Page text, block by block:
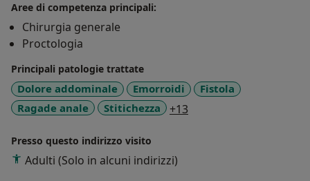
Policlinico di Abano Terme dal Maggio 2016 ad Aprile
2019.
Attualmente sono Responsabile dell'U.O. di Chirurgia
ColoProctologica e Pavimento Pelvico del IRCCS
Policlinico San Donato - MILANO. Eseguo Chirurgia
Robotica del pavimento pelvico , Videolaparoscopica e
mininvasiva ano-rettale (Emorroidi, Fistole, Ragadi).
Cisternino.
Aree di competenza principali:
Chirurgia generale
Proctologia
Principali patologie trattate
Dolore addominale Emorroidi
Fistola
Ragade anale
Stitichezza +13
Presso questo indirizzo visito
Adulti (Solo in alcuni indirizzi)